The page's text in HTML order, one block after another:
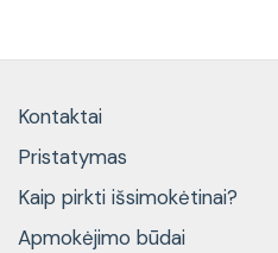
Kontaktai
Pristatymas
Kaip pirkti išsimokėtinai?
Apmokėjimo būdai